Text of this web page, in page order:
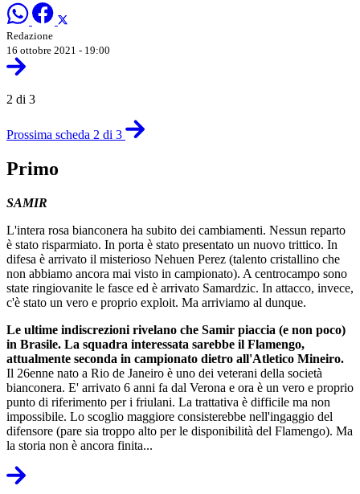
Redazione
16 ottobre 2021 - 19:00
2 di 3
Prossima scheda 2 di 3
Primo
SAMIR
L'intera rosa bianconera ha subito dei cambiamenti. Nessun reparto
è stato risparmiato. In porta è stato presentato un nuovo trittico. In
difesa è arrivato il misterioso Nehuen Perez (talento cristallino che
non abbiamo ancora mai visto in campionato). A centrocampo sono
state ringiovanite le fasce ed è arrivato Samardzic. In attacco, invece,
c'è stato un vero e proprio exploit. Ma arriviamo al dunque.
Le ultime indiscrezioni rivelano che Samir piaccia (e non poco)
in Brasile. La squadra interessata sarebbe il Flamengo,
attualmente seconda in campionato dietro all'Atletico Mineiro.
Il 26enne nato a Rio de Janeiro è uno dei veterani della società
bianconera. E' arrivato 6 anni fa dal Verona e ora è un vero e proprio
punto di riferimento per i friulani. La trattativa è difficile ma non
impossibile. Lo scoglio maggiore consisterebbe nell'ingaggio del
difensore (pare sia troppo alto per le disponibilità del Flamengo). Ma
la storia non è ancora finita...